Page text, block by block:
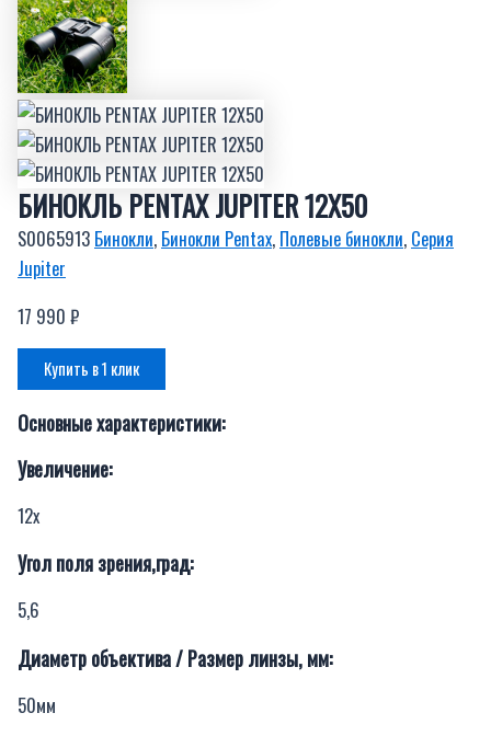
БИНОКЛЬ PENTAX JUPITER 12X50
S0065913 Бинокли, Бинокли Pentax, Полевые бинокли, Серия
Jupiter
17 990 ₽
Купить в 1 клик
Основные характеристики:
Увеличение:
12х
Угол поля зрения,град:
5,6
Диаметр объектива / Размер линзы, мм:
50мм